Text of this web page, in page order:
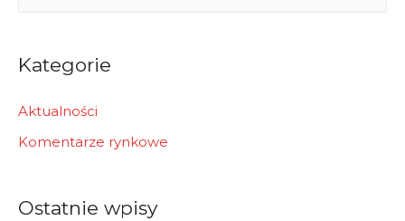
r
h
f
Kategorie
Aktualności
Komentarze rynkowe
Ostatnie wpisy